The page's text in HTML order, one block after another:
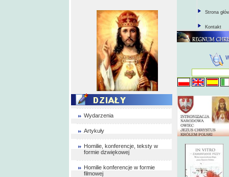
Wydarzenia
Artykuły
Homilie, konferencje, teksty w
formie dzwiękowej
Homilie konferencje w formie
filmowej
Strona
Kontakt